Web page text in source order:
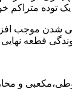
توده متراکم
شدن
قطعه نهایی
و